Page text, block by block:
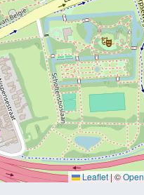
Leaflet|©